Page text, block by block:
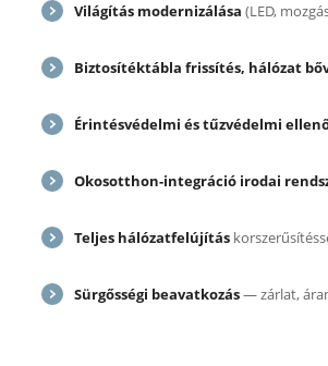
Világítás modernizálása (LED,
Biztosítéktábla frissítés, hálózat
Érintésvédelmi és tűzvédelmi
Okosotthon-integráció irodai
Teljes hálózatfelújítás
Sürgősségi beavatkozás— zárlat,